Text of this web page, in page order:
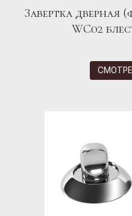
Завертка дверная
WC02